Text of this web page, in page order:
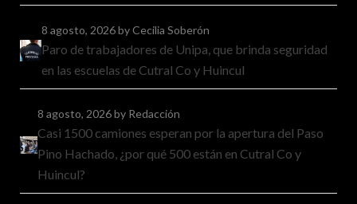
8 agosto, 2026by Cecilia Soberón
Paro de trabajadores de Unipa, que brinda seguridad
en las escuelas de Cutral Co y Huincul
8 agosto, 2026by Redacción
Casi 1500 camiones esperan por la apertura del Paso
Pino Hachado, ¿por qué 500 están en Cutral Co y
Huincul?